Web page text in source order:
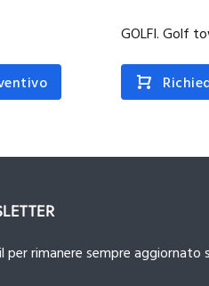
GOLFI. Golf
per rimanere sempre